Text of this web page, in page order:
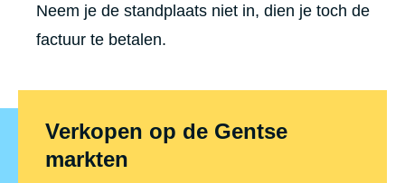
Neem je de standplaats niet in, dien je toch de
factuur te betalen.
Verkopen op de Gentse
markten